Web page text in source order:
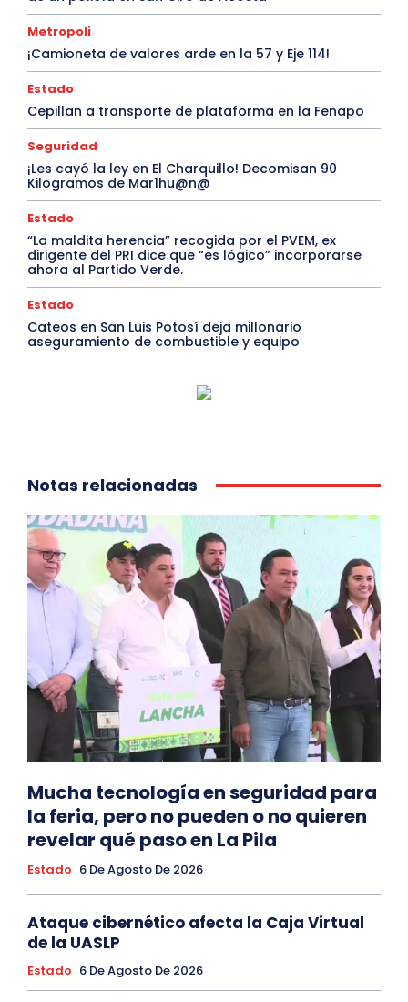
Metropoli
¡Camioneta de valores arde en la 57 y Eje 114!
Estado
Cepillan a transporte de plataforma en la Fenapo
Seguridad
¡Les cayó la ley en El Charquillo! Decomisan 90
Kilogramos de Mar1hu@n@
Estado
“La maldita herencia” recogida por el PVEM, ex
dirigente del PRI dice que “es lógico” incorporarse
ahora al Partido Verde.
Estado
Cateos en San Luis Potosí deja millonario
aseguramiento de combustible y equipo
Notas relacionadas
Mucha tecnología en seguridad para
la feria, pero no pueden o no quieren
revelar qué paso en La Pila
Estado 6 De Agosto De 2026
Ataque cibernético afecta la Caja Virtual
de la UASLP
Estado 6 De Agosto De 2026